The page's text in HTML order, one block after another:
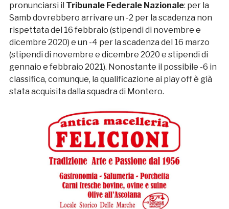
pronunciarsi il Tribunale Federale Nazionale: per la
Samb dovrebbero arrivare un -2 per la scadenza non
rispettata del 16 febbraio (stipendi di novembre e
dicembre 2020) e un -4 per la scadenza del 16 marzo
(stipendi di novembre e dicembre 2020 e stipendi di
gennaio e febbraio 2021). Nonostante il possibile -6 in
classifica, comunque, la qualificazione ai play off è già
stata acquisita dalla squadra di Montero.